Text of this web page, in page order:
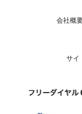
会社概
サイ